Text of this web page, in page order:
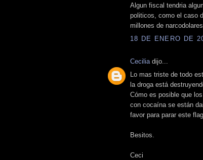
Algun fiscal tendria
politicos, como el caso
millones de
18 DE ENERO DE
Cecilia dijo...
Lo mas triste de todo
la droga está
Cómo es posible que
con cocaína se están
favor para parar este
Besitos.
Ceci